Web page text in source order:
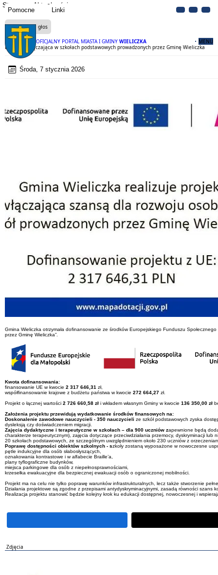
Pomocne Linki
OFICJALNY PORTAL MIASTA I GMINY WIELICZKA MENU
Strona Aktualności
Czytaj na głos
Edukacja włączająca w szkołach podstawowych prowadzonych przez Gminę Wieliczka
Środa, 7 stycznia 2026
Gmina Wieliczka otrzymała dofinansowanie ze środków Europejskiego Funduszu
przez Gminę Wieliczka”.
Kwota dofinansowania:
finansowanie UE w kwocie 2 317 646,31 zł,
współfinansowanie krajowe z budżetu państwa w kwocie 272 664,27 zł.
Projekt o łącznej wartości 2 726 660,58 zł i wkładem własnym Gminy w kwocie 136 350,00 zł
Założenia projektu przewidują wydatkowanie środków finansowych na:
Doskonalenie zawodowe nauczycieli - 350 nauczycieli ze szkół podstawowych zyska
dysleksją czy doświadczeniem migracji.
Zajęcia dydaktyczne i terapeutyczne w szkołach – dla 900 uczniów zapewnione będą
charakterze terapeutycznym), zajęcia dotyczące przeciwdziałania przemocy, dyskryminacji
20 szkołach podstawowych, ze szczególnym uwzględnieniem około 230 uczniów z
Poprawę dostępności obiektów szkolnych - szkoły zostaną wyposażone w nowoczesne
pętle indukcyjne dla osób słabosłyszących,
oznakowania kontrastowe i w alfabecie Braille’a,
plany tyflograficzne budynków,
miejsca parkingowe dla osób z niepełnosprawnościami,
krzesełka ewakuacyjne dla bezpiecznej ewakuacji osób o ograniczonej mobilności.
Projekt ma na celu nie tylko poprawę warunków infrastrukturalnych, lecz także stworzenie
Działania projektowe są zgodne z przepisami antydyskryminacyjnymi, zasadą równości szans
Realizacja projektu stanowić będzie kolejny krok ku edukacji dostępnej, nowoczesnej i
Zdjęcia